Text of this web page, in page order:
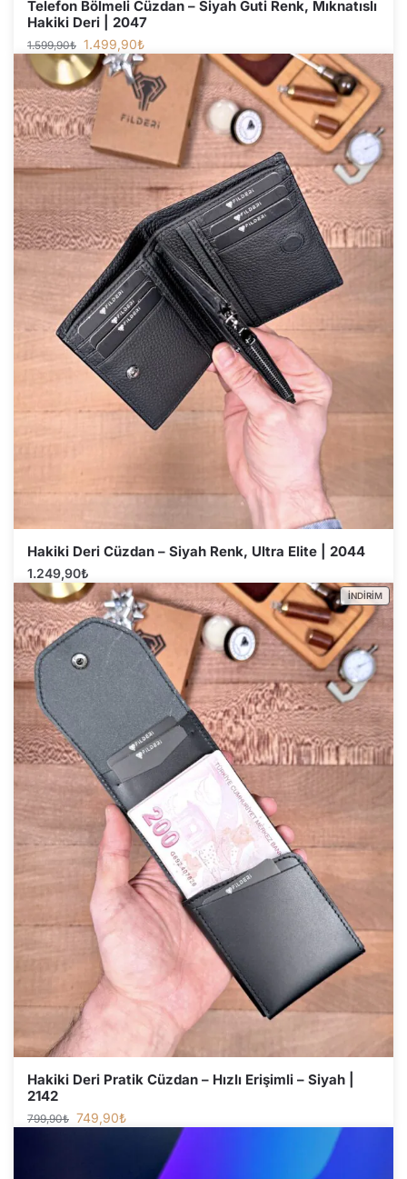
Telefon Bölmeli Cüzdan – Siyah Guti Renk, Mıknatıslı
Hakiki Deri | 2047
1.599,90₺ 1.499,90₺
Hakiki Deri Cüzdan – Siyah Renk, Ultra Elite | 2044
1.249,90₺
İNDIRIM
Hakiki Deri Pratik Cüzdan – Hızlı Erişimli – Siyah |
2142
799,90₺ 749,90₺